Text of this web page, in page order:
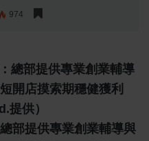
974
部提供專業創業輔導與